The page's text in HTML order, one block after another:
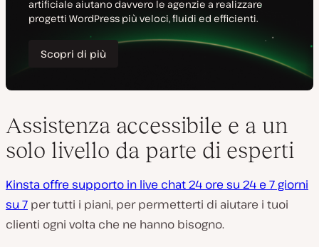
Assistenza accessibile e a un
solo livello da parte di esperti
Kinsta offre supporto in live chat 24 ore su 24 e 7 giorni
su 7 per tutti i piani, per permetterti di aiutare i tuoi
clienti ogni volta che ne hanno bisogno.